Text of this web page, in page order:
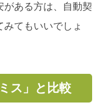
がある方は、自動契
てもいいでしょ
ス」と比較